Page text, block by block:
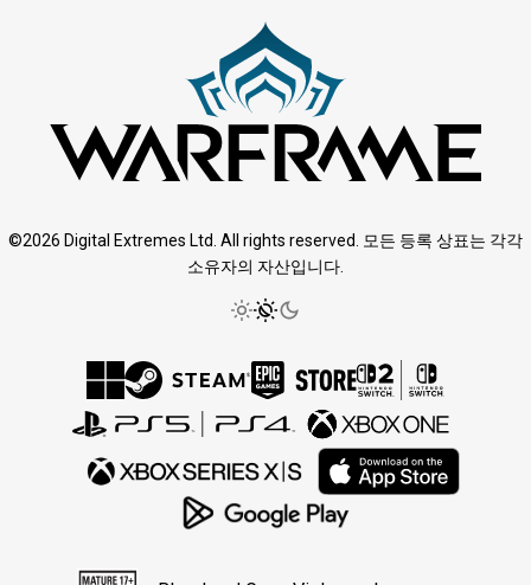
©2026 Digital Extremes Ltd. All rights reserved. 모든 등록 상표는 각각
소유자의 자산입니다.